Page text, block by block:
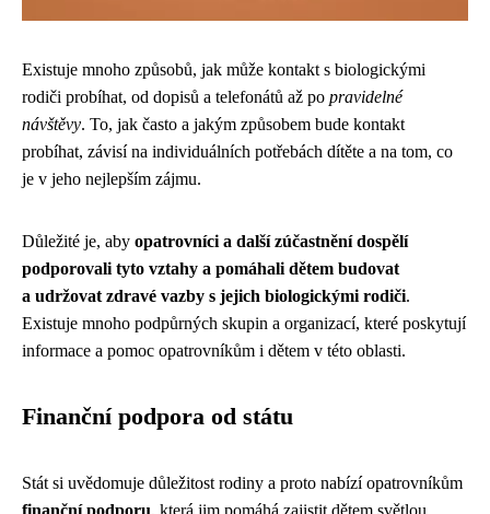
Existuje mnoho způsobů, jak může kontakt s biologickými
rodiči probíhat, od dopisů a telefonátů až po pravidelné
návštěvy. To, jak často a jakým způsobem bude kontakt
probíhat, závisí na individuálních potřebách dítěte a na tom, co
je v jeho nejlepším zájmu.
Důležité je, aby opatrovníci a další zúčastnění dospělí
podporovali tyto vztahy a pomáhali dětem budovat
a udržovat zdravé vazby s jejich biologickými rodiči.
Existuje mnoho podpůrných skupin a organizací, které poskytují
informace a pomoc opatrovníkům i dětem v této oblasti.
Finanční podpora od státu
Stát si uvědomuje důležitost rodiny a proto nabízí opatrovníkům
finanční podporu, která jim pomáhá zajistit dětem světlou